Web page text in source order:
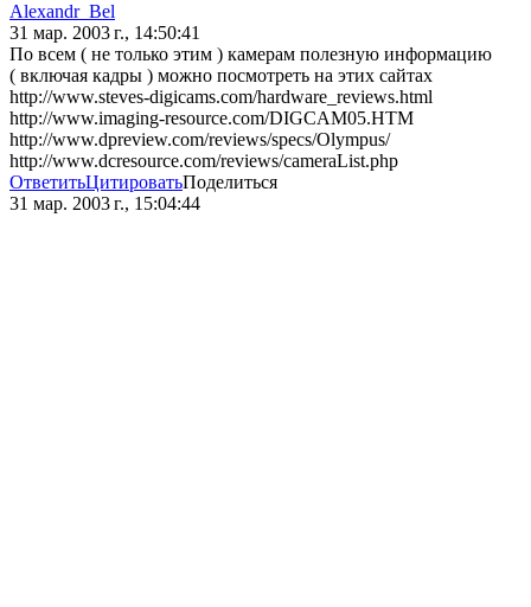
Alexandr_Bel
31 мар. 2003 г., 14:50:41
По всем ( не только этим ) камерам полезную информацию
( включая кадры ) можно посмотреть на этих сайтах
http://www.steves-digicams.com/hardware_reviews.html
http://www.imaging-resource.com/DIGCAM05.HTM
http://www.dpreview.com/reviews/specs/Olympus/
http://www.dcresource.com/reviews/cameraList.php
ОтветитьЦитироватьПоделиться
31 мар. 2003 г., 15:04:44